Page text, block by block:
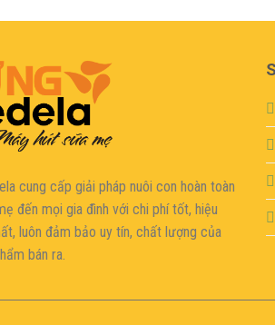
cung cấp giải pháp nuôi con hoàn toàn
đến mọi gia đình với chi phí tốt, hiệu
luôn đảm bảo uy tín, chất lượng của
bán ra.